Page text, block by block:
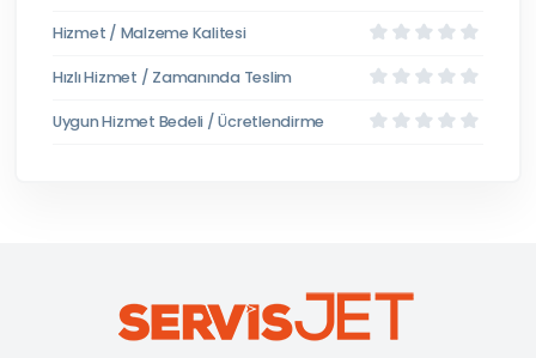
Hizmet / Malzeme Kalitesi
Hızlı Hizmet / Zamanında Teslim
Uygun Hizmet Bedeli / Ücretlendirme